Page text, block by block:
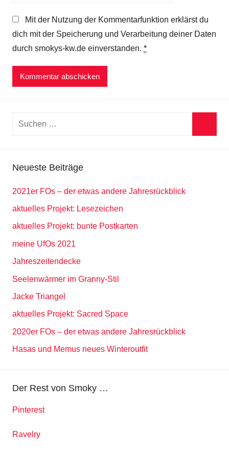
Mit der Nutzung der Kommentarfunktion erklärst du
dich mit der Speicherung und Verarbeitung deiner Daten
durch smokys-kw.de einverstanden. *
Suchen
Neueste Beiträge
2021er FOs – der etwas andere Jahresrückblick
aktuelles Projekt: Lesezeichen
aktuelles Projekt: bunte Postkarten
meine UfOs 2021
Jahreszeitendecke
Seelenwärmer im Granny-Stil
Jacke Triangel
aktuelles Projekt: Sacred Space
2020er FOs – der etwas andere Jahresrückblick
Hasas und Memus neues Winteroutfit
Der Rest von Smoky …
Pinterest
Ravelry